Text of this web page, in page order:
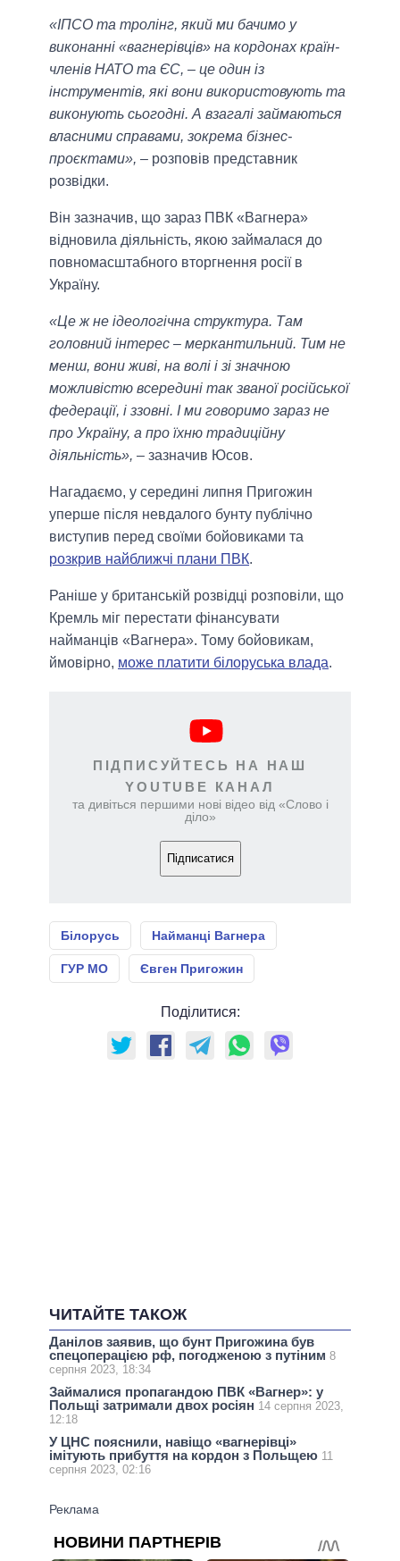
«ІПСО та тролінг, який ми бачимо у
виконанні «вагнерівців» на кордонах країн-
членів НАТО та ЄС, – це один із
інструментів, які вони використовують та
виконують сьогодні. А взагалі займаються
власними справами, зокрема бізнес-
проєктами», – розповів представник
розвідки.
Він зазначив, що зараз ПВК «Вагнера»
відновила діяльність, якою займалася до
повномасштабного вторгнення росії в
Україну.
«Це ж не ідеологічна структура. Там
головний інтерес – меркантильний. Тим не
менш, вони живі, на волі і зі значною
можливістю всередині так званої російської
федерації, і ззовні. І ми говоримо зараз не
про Україну, а про їхню традиційну
діяльність», – зазначив Юсов.
Нагадаємо, у середині липня Пригожин
уперше після невдалого бунту публічно
виступив перед своїми бойовиками та
розкрив найближчі плани ПВК.
Раніше у британській розвідці розповіли, що
Кремль міг перестати фінансувати
найманців «Вагнера». Тому бойовикам,
ймовірно, може платити білоруська влада.
ПІДПИСУЙТЕСЬ НА НАШ
YOUTUBE КАНАЛ
та дивіться першими нові відео від «Слово і
діло»
Підписатися
Білорусь Найманці Вагнера
ГУР МО Євген Пригожин
Поділитися:
ЧИТАЙТЕ ТАКОЖ
Данілов заявив, що бунт Пригожина був
спецоперацією рф, погодженою з путіним 8
серпня 2023, 18:34
Займалися пропагандою ПВК «Вагнер»: у
Польщі затримали двох росіян 14 серпня 2023,
12:18
У ЦНС пояснили, навіщо «вагнерівці»
імітують прибуття на кордон з Польщею 11
серпня 2023, 02:16